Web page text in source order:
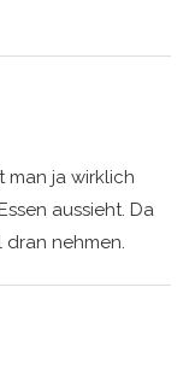
man ja wirklich
aussieht. Da
dran nehmen.